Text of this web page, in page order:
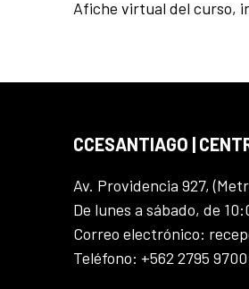
Afiche virtual del curso,
CCESANTIAGO |
Av. Providencia 927,
De lunes a sábado, de
Correo electrónico:
Teléfono: +562 2795 9700